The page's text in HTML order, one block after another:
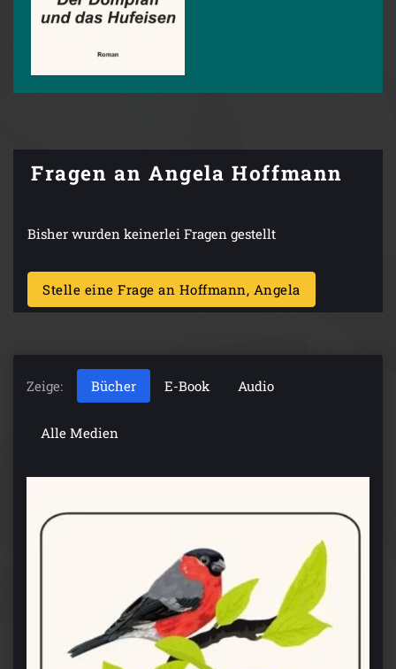
Fragen an Angela Hoffmann
Bisher wurden keinerlei Fragen gestellt
Stelle eine Frage an Hoffmann, Angela
Zeige: Bücher E-Book Audio
Alle Medien